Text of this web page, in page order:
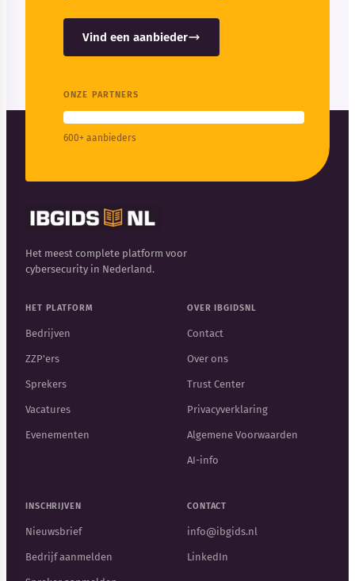
Vind een aanbieder
ONZE PARTNERS
600+ aanbieders
Het meest complete platform voor
cybersecurity in Nederland.
HET PLATFORM
Bedrijven
ZZP'ers
Sprekers
Vacatures
Evenementen
OVER IBGIDSNL
Contact
Over ons
Trust Center
Privacyverklaring
Algemene Voorwaarden
AI-info
INSCHRIJVEN
Nieuwsbrief
Bedrijf aanmelden
CONTACT
info@ibgids.nl
LinkedIn